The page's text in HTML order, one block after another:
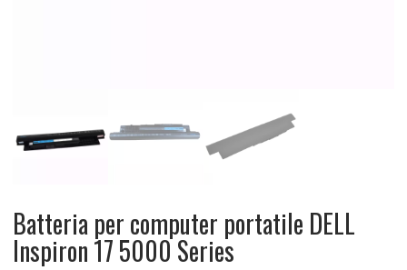
Batteria per computer portatile DELL
Inspiron 17 5000 Series